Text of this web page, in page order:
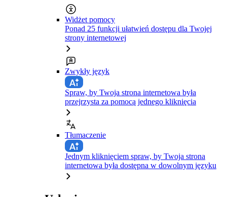
Widżet pomocy
Ponad 25 funkcji ułatwień dostępu dla Twojej
strony internetowej
Zwykły język
Spraw, by Twoja strona internetowa była
przejrzysta za pomocą jednego kliknięcia
Tłumaczenie
Jednym kliknięciem spraw, by Twoja strona
internetowa była dostępna w dowolnym języku